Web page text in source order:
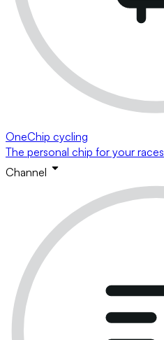
OneChip cycling
The personal chip for your races
Channel